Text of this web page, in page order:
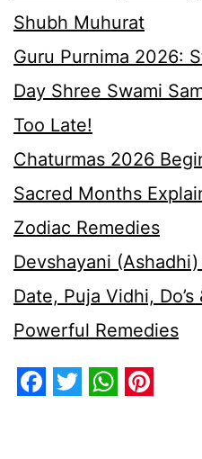
Shubh Muhurat
Guru Purnima 2026:
Day Shree Swami
Too Late!
Chaturmas 2026
Sacred Months
Zodiac Remedies
Devshayani (Ashadhi)
Date, Puja Vidhi,
Powerful Remedies